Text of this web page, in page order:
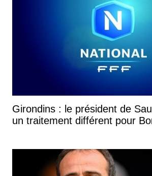
Girondins : le président de
un traitement différent pour